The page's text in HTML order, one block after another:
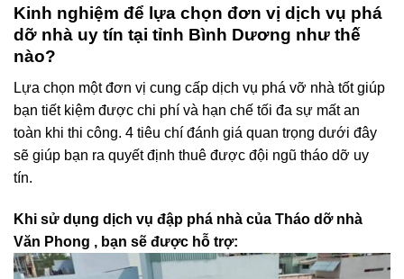
Kinh nghiệm để lựa chọn đơn vị dịch vụ phá
dỡ nhà uy tín tại tỉnh Bình Dương như thế
nào?
Lựa chọn một đơn vị cung cấp dịch vụ phá vỡ nhà tốt giúp
bạn tiết kiệm được chi phí và hạn chế tối đa sự mất an
toàn khi thi công. 4 tiêu chí đánh giá quan trọng dưới đây
sẽ giúp bạn ra quyết định thuê được đội ngũ tháo dỡ uy
tín.
Khi sử dụng dịch vụ đập phá nhà của Tháo dỡ nhà
Văn Phong , bạn sẽ được hỗ trợ: